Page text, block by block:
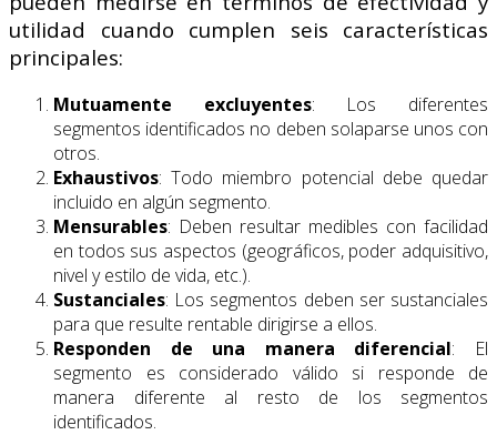
utilidad cuando cumplen seis características
principales:
Mutuamente excluyentes: Los diferentes
segmentos identificados no deben solaparse unos con
otros.
Exhaustivos: Todo miembro potencial debe quedar
incluido en algún segmento.
Mensurables: Deben resultar medibles con facilidad
en todos sus aspectos (geográficos, poder adquisitivo,
nivel y estilo de vida, etc.).
Sustanciales: Los segmentos deben ser sustanciales
para que resulte rentable dirigirse a ellos.
Responden de una manera diferencial: El
segmento es considerado válido si responde de
manera diferente al resto de los segmentos
identificados.